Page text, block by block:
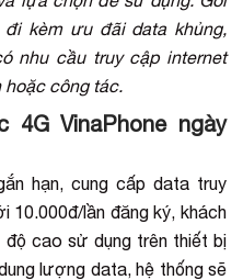
kèm ưu đãi data khủng,
nhu cầu truy cập internet
hoặc công tác.
VinaPhone ngày
hạn, cung cấp data truy
10.000đ/lần đăng ký, khách
cao sử dụng trên thiết bị
lượng data, hệ thống sẽ